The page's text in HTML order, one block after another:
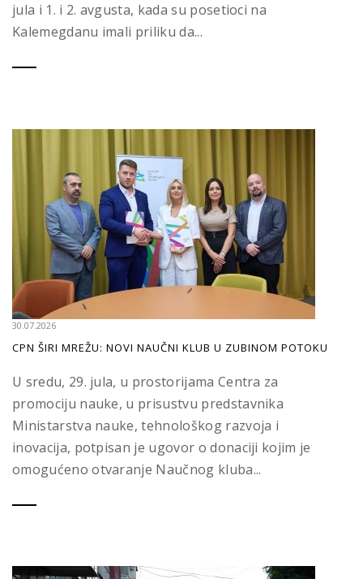
jula i 1. i 2. avgusta, kada su posetioci na
Kalemegdanu imali priliku da...
30.07.2026
CPN ŠIRI MREŽU: NOVI NAUČNI KLUB U ZUBINOM POTOKU
U sredu, 29. jula, u prostorijama Centra za
promociju nauke, u prisustvu predstavnika
Ministarstva nauke, tehnološkog razvoja i
inovacija, potpisan je ugovor o donaciji kojim je
omogućeno otvaranje Naučnog kluba...